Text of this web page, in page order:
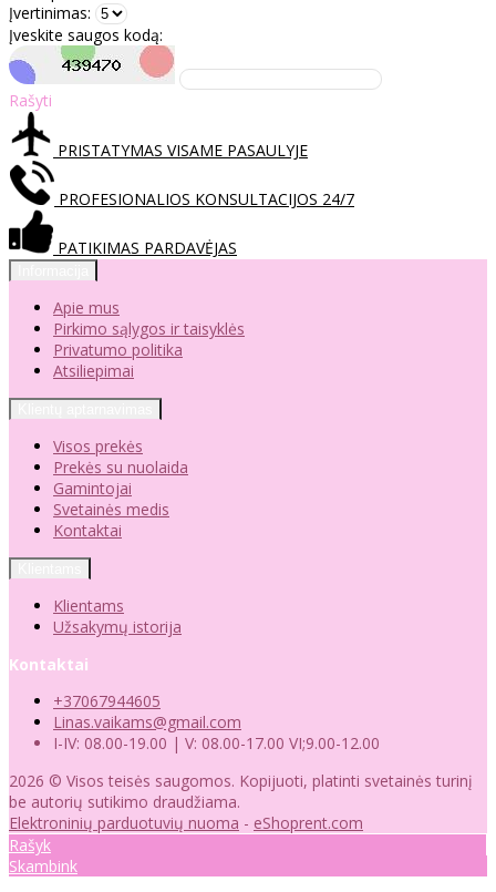
Įvertinimas:
Įveskite saugos kodą:
Rašyti
PRISTATYMAS VISAME PASAULYJE
PROFESIONALIOS KONSULTACIJOS 24/7
PATIKIMAS PARDAVĖJAS
Apie mus
Pirkimo sąlygos ir taisyklės
Privatumo politika
Atsiliepimai
Visos prekės
Prekės su nuolaida
Gamintojai
Svetainės medis
Kontaktai
Klientams
Užsakymų istorija
Kontaktai
+37067944605
Linas.vaikams@gmail.com
I-IV: 08.00-19.00 | V: 08.00-17.00 VI;9.00-12.00
2026 © Visos teisės saugomos. Kopijuoti, platinti svetainės turinį
be autorių sutikimo draudžiama.
Elektroninių parduotuvių nuoma - eShoprent.com
Rašyk
Skambink